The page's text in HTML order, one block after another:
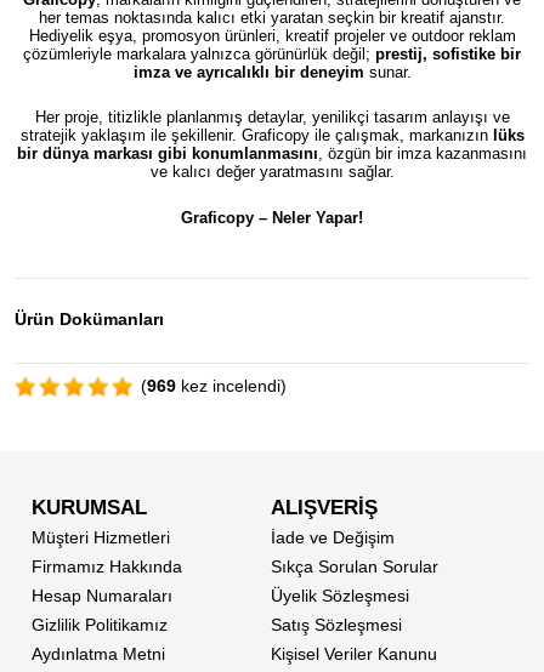
her temas noktasında kalıcı etki yaratan seçkin bir kreatif ajanstır.
Hediyelik eşya, promosyon ürünleri, kreatif projeler ve outdoor reklam
çözümleriyle markalara yalnızca görünürlük değil; prestij, sofistike bir
imza ve ayrıcalıklı bir deneyim sunar.
Her proje, titizlikle planlanmış detaylar, yenilikçi tasarım anlayışı ve
stratejik yaklaşım ile şekillenir. Graficopy ile çalışmak, markanızın lüks
bir dünya markası gibi konumlanmasını, özgün bir imza kazanmasını
ve kalıcı değer yaratmasını sağlar.
Graficopy – Neler Yapar!
Ürün Dokümanları
(969 kez incelendi)
KURUMSAL
Müşteri Hizmetleri
Firmamız Hakkında
Hesap Numaraları
Gizlilik Politikamız
Aydınlatma Metni
ALIŞVERİŞ
İade ve Değişim
Sıkça Sorulan Sorular
Üyelik Sözleşmesi
Satış Sözleşmesi
Kişisel Veriler Kanunu